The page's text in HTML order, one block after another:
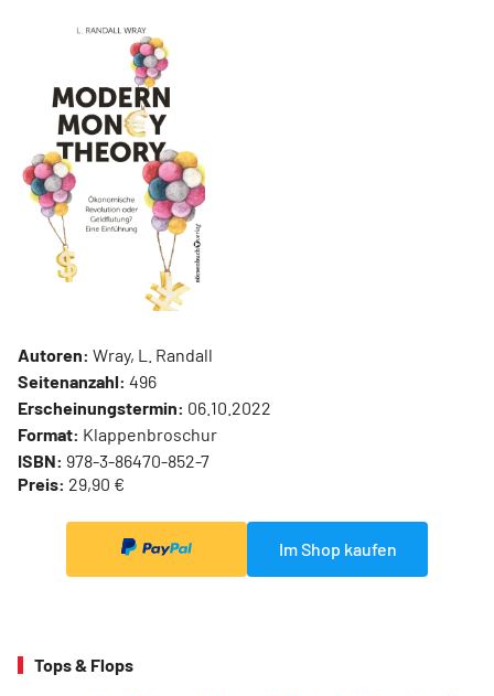
Autoren: Wray, L. Randall
Seitenanzahl: 496
Erscheinungstermin: 06.10.2022
Format: Klappenbroschur
ISBN: 978-3-86470-852-7
Preis: 29,90 €
Im Shop kaufen
Tops & Flops